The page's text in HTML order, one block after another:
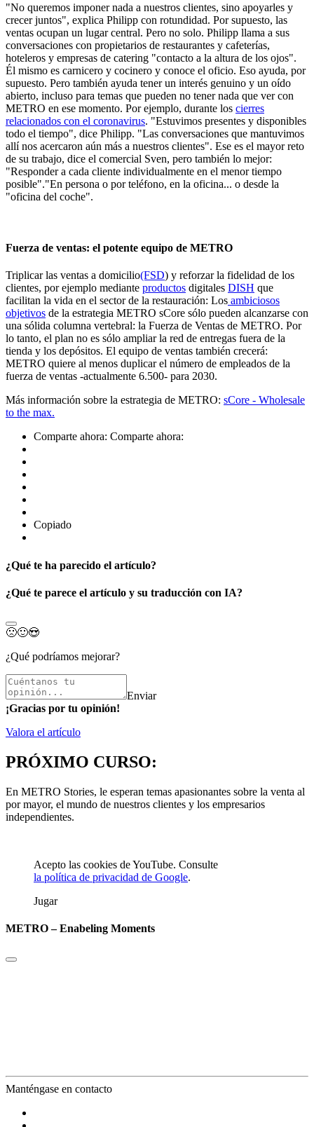
"No queremos imponer nada a nuestros clientes, sino apoyarles y
crecer juntos", explica Philipp con rotundidad. Por supuesto, las
ventas ocupan un lugar central. Pero no solo. Philipp llama a sus
conversaciones con propietarios de restaurantes y cafeterías,
hoteleros y empresas de catering "contacto a la altura de los ojos".
Él mismo es carnicero y cocinero y conoce el oficio. Eso ayuda, por
supuesto. Pero también ayuda tener un interés genuino y un oído
abierto, incluso para temas que pueden no tener nada que ver con
METRO en ese momento. Por ejemplo, durante los cierres
relacionados con el coronavirus. "Estuvimos presentes y disponibles
todo el tiempo", dice Philipp. "Las conversaciones que mantuvimos
allí nos acercaron aún más a nuestros clientes". Ese es el mayor reto
de su trabajo, dice el comercial Sven, pero también lo mejor:
"Responder a cada cliente individualmente en el menor tiempo
posible"."En persona o por teléfono, en la oficina... o desde la
"oficina del coche".
Fuerza de ventas: el potente equipo de METRO
Triplicar las ventas a domicilio(FSD) y reforzar la fidelidad de los
clientes, por ejemplo mediante productos digitales DISH que
facilitan la vida en el sector de la restauración: Los ambiciosos
objetivos de la estrategia METRO sCore sólo pueden alcanzarse con
una sólida columna vertebral: la Fuerza de Ventas de METRO. Por
lo tanto, el plan no es sólo ampliar la red de entregas fuera de la
tienda y los depósitos. El equipo de ventas también crecerá:
METRO quiere al menos duplicar el número de empleados de la
fuerza de ventas -actualmente 6.500- para 2030.
Más información sobre la estrategia de METRO: sCore - Wholesale
to the max.
Comparte ahora: Comparte ahora:
Copiado
¿Qué te ha parecido el artículo?
¿Qué te parece el artículo y su traducción con IA?
🙁🙂😍
¿Qué podríamos mejorar?
Enviar
¡Gracias por tu opinión!
Valora el artículo
PRÓXIMO CURSO:
En METRO Stories, le esperan temas apasionantes sobre la venta al
por mayor, el mundo de nuestros clientes y los empresarios
independientes.
Acepto las cookies de YouTube. Consulte
la política de privacidad de Google.
Jugar
METRO – Enabeling Moments
Manténgase en contacto